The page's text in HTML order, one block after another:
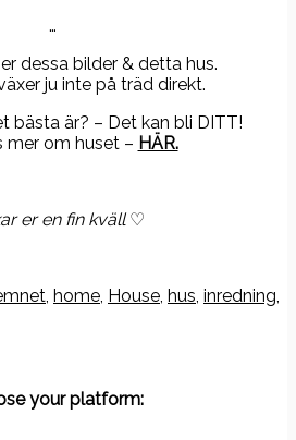
…
dessa bilder & detta hus.
ju inte på träd direkt.
bästa är? – Det kan bli DITT!
mer om huset – HÄR.
er en fin kväll♡
, home, House, hus, inredning,
your platform: